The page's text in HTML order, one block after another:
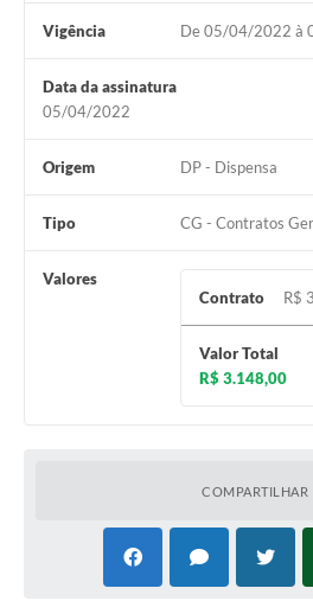
Vigência De 05/04/2022 à
Data da assinatura
05/04/2022
Origem DP - Dispensa
Tipo CG - Contratos
Valores
Contrato
R$
Valor Total
R$ 3.148,00
COMPARTILHAR